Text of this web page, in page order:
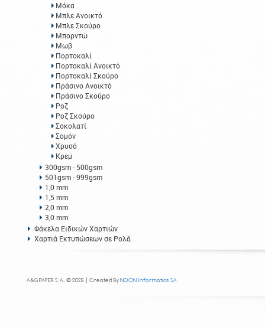
Μόκα
Μπλε Ανοικτό
Μπλε Σκούρο
Μπορντώ
Μωβ
Πορτοκαλί
Πορτοκαλί Ανοικτό
Πορτοκαλί Σκούρο
Πράσινο Ανοικτό
Πράσινο Σκούρο
Ροζ
Ροζ Σκούρο
Σοκολατί
Σομόν
Χρυσό
Κρεμ
300gsm - 500gsm
501gsm - 999gsm
1,0 mm
1,5 mm
2,0 mm
3,0 mm
Φάκελα Ειδικών Χαρτιών
Χαρτιά Εκτυπώσεων σε Ρολά
A&G PAPER S.A. © 2025 | Created ByNOON Informatics SA